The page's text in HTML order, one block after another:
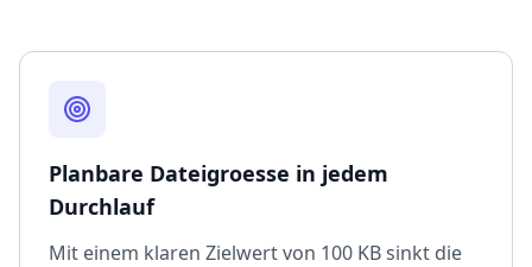
Planbare Dateigroesse in jedem
Durchlauf
Mit einem klaren Zielwert von 100 KB sinkt die